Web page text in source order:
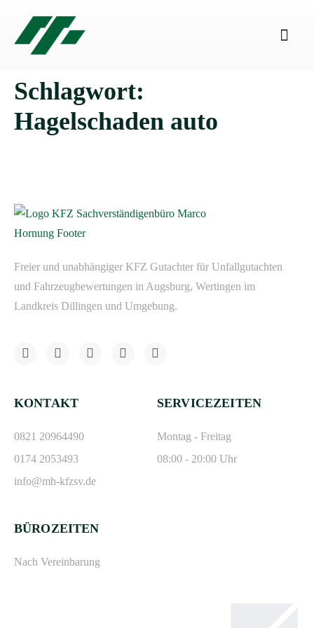
Schlagwort:
Hagelschaden auto
Freier und unabhängiger KFZ Gutachter für Unfallgutachten
und Fahrzeugbewertungen in Augsburg, Wertingen im
Landkreis Dillingen und Umgebung.
KONTAKT
0821 20964490
0174 2053493
info@mh-kfzsv.de
SERVICEZEITEN
Montag - Freitag
08:00 - 20:00 Uhr
BÜROZEITEN
Nach Vereinbarung